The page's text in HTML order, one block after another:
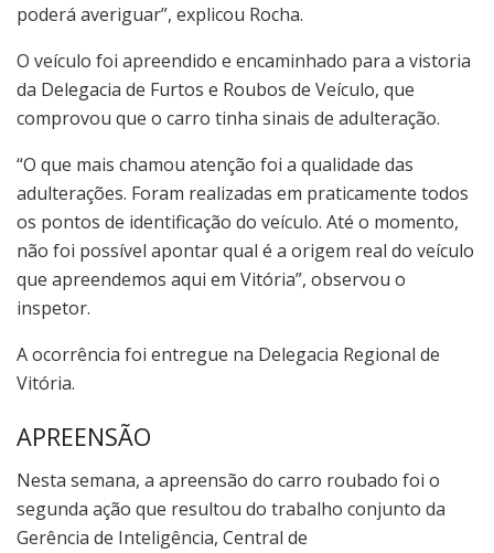
poderá averiguar”, explicou Rocha.
O veículo foi apreendido e encaminhado para a vistoria
da Delegacia de Furtos e Roubos de Veículo, que
comprovou que o carro tinha sinais de adulteração.
“O que mais chamou atenção foi a qualidade das
adulterações. Foram realizadas em praticamente todos
os pontos de identificação do veículo. Até o momento,
não foi possível apontar qual é a origem real do veículo
que apreendemos aqui em Vitória”, observou o
inspetor.
A ocorrência foi entregue na Delegacia Regional de
Vitória.
APREENSÃO
Nesta semana, a apreensão do carro roubado foi o
segunda ação que resultou do trabalho conjunto da
Gerência de Inteligência, Central de